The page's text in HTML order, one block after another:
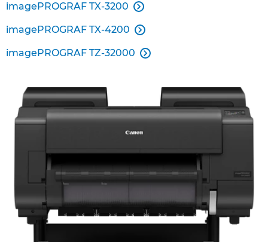
imagePROGRAF TX-3200 
imagePROGRAF TX-4200 
imagePROGRAF TZ-32000 